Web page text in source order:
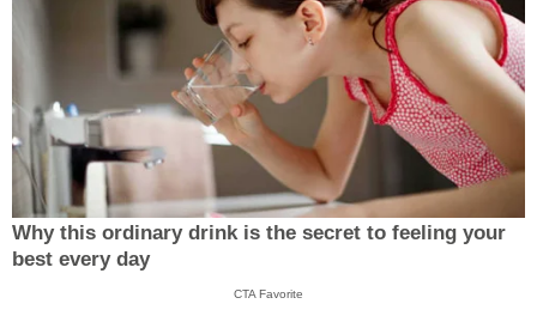
Why this ordinary drink is the secret to feeling your
best every day
CTA Favorite